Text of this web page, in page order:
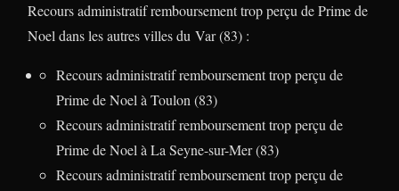
Recours administratif remboursement trop perçu de Prime de
Noel dans les autres villes du Var (83) :
Recours administratif remboursement trop perçu de
Prime de Noel à Toulon (83)
Recours administratif remboursement trop perçu de
Prime de Noel à La Seyne-sur-Mer (83)
Recours administratif remboursement trop perçu de